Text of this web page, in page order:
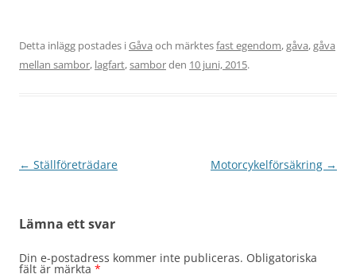
Detta inlägg postades iGåva och märktesfast egendom,gåva,gåva
mellan sambor, lagfart,samborden 10 juni, 2015.
Inläggsnavigering
← Ställföreträdare Motorcykelförsäkring →
Lämna ett svar
Din e-postadress kommer inte publiceras. Obligatoriska
fält är märkta *